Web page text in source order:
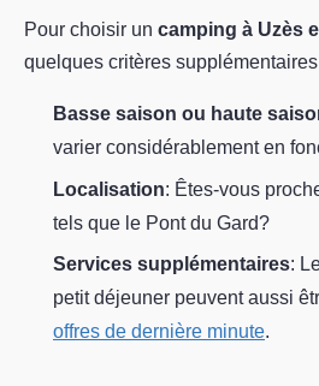
Pour choisir un camping à Uzès
quelques critères
Basse saison ou haute
varier considérablement en
Localisation: Êtes-vous
tels que le Pont du Gard?
Services supplémentaires:
petit déjeuner peuvent aussi
offres de dernière minute.